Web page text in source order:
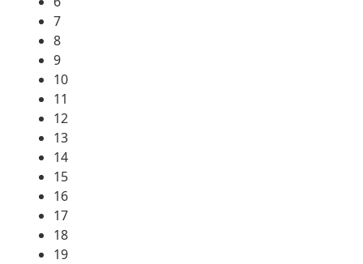
7
8
9
10
11
12
13
14
15
16
17
18
19